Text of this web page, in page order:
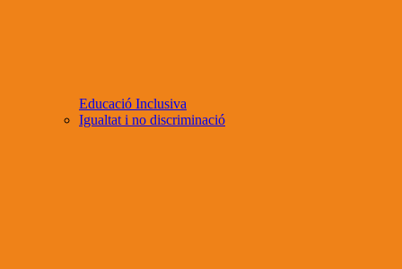
Educació Inclusiva
Igualtat i no discriminació